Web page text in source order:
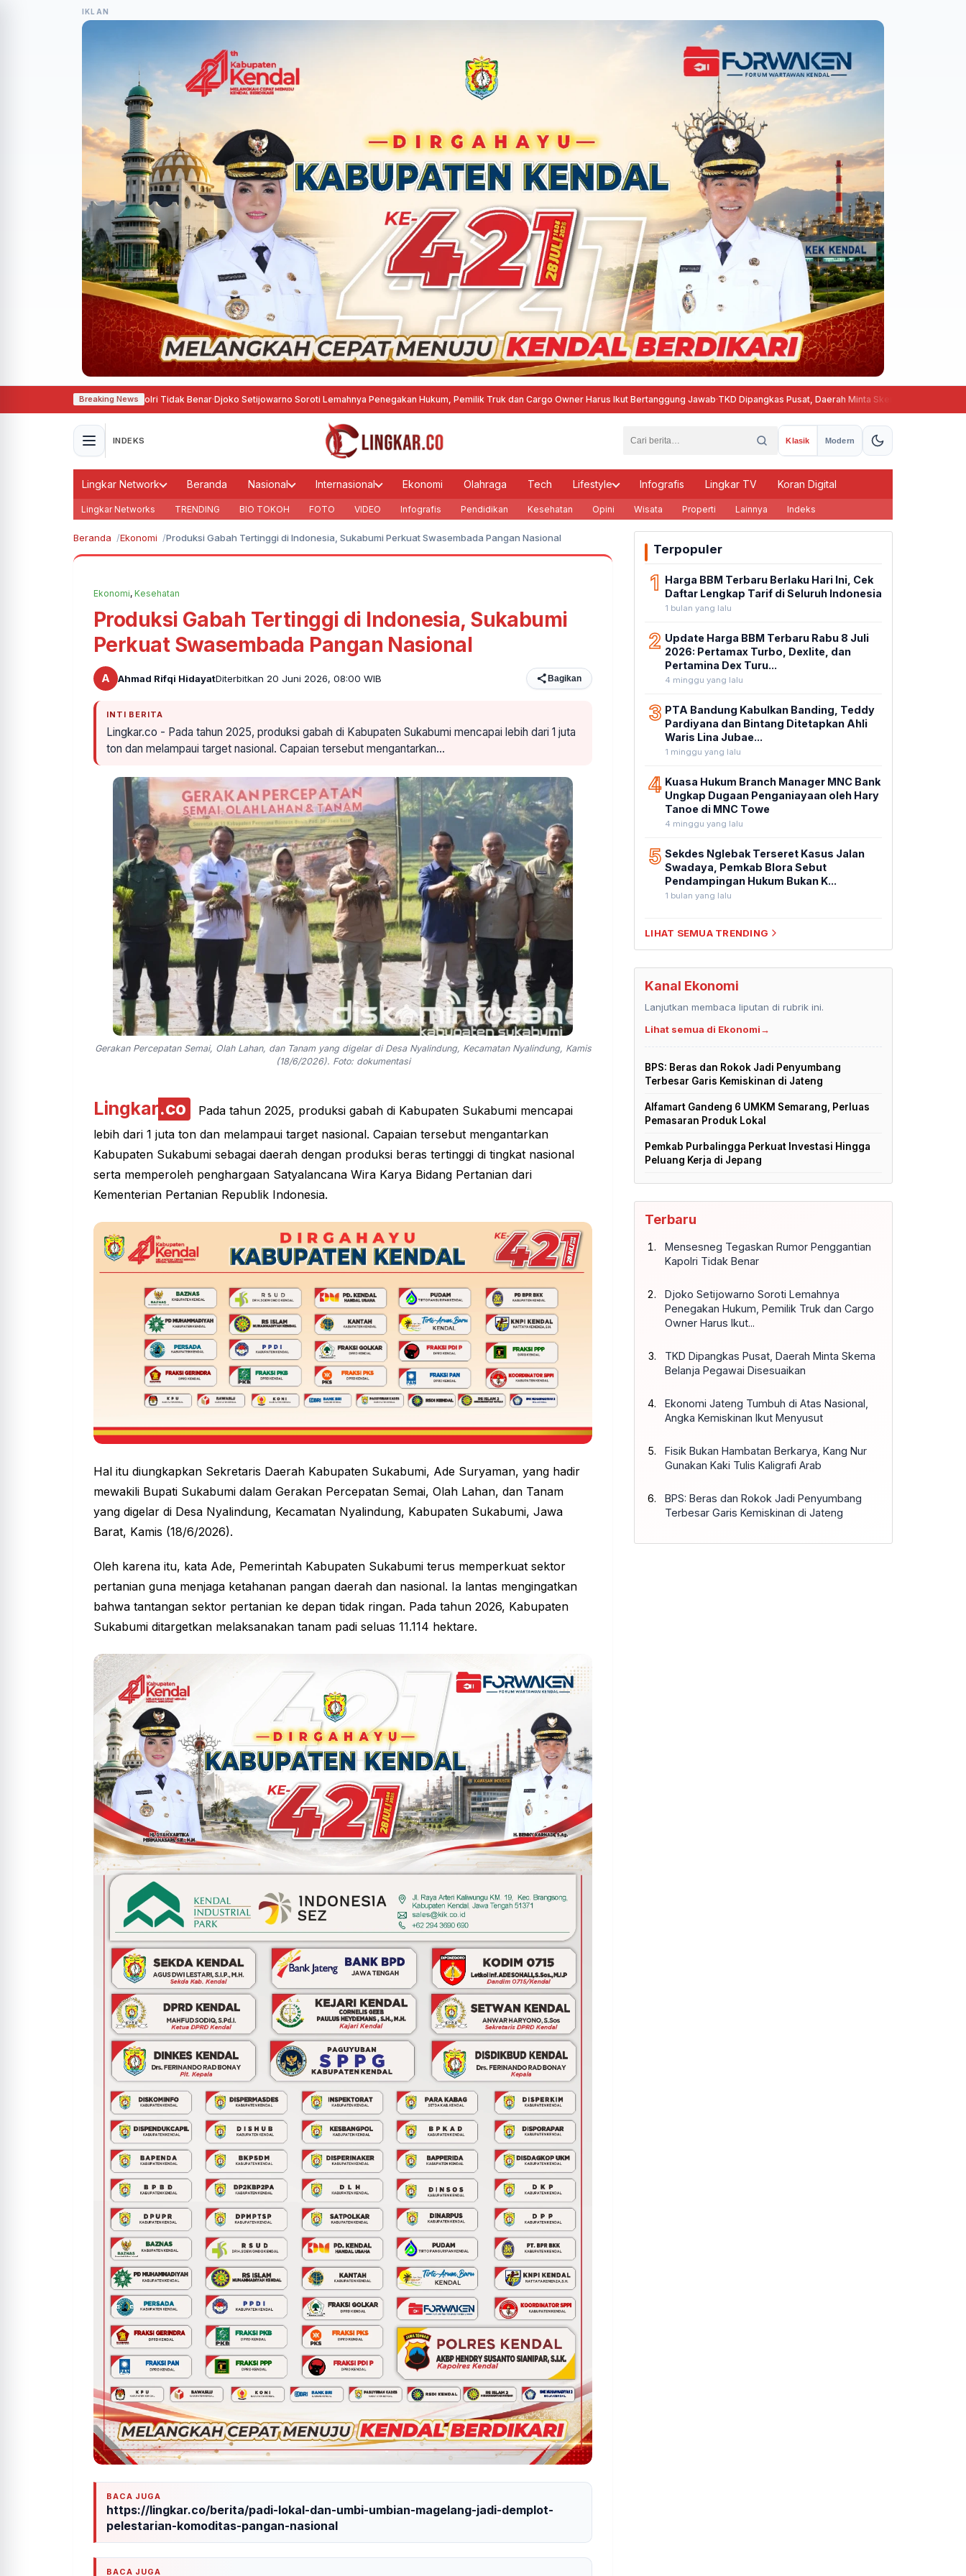
IKLAN
Breaking News
Penggantian Kapolri Tidak Benar·Djoko Setijowarno Soroti Lemahnya Penegakan Hukum, Pemilik Truk dan Cargo Owner Harus Ikut Bertanggung Jawab·TKD Dipangkas Pusat, Daerah Minta Skema Belanja Pegawai
INDEKS Klasik Modern
Lingkar Network Beranda Nasional Internasional Ekonomi Olahraga Tech Lifestyle Infografis Lingkar TV Koran Digital
Lingkar Networks TRENDING BIO TOKOH FOTO VIDEO Infografis Pendidikan Kesehatan Opini Wisata Properti Lainnya Indeks
Beranda Ekonomi Produksi Gabah Tertinggi di Indonesia, Sukabumi Perkuat Swasembada Pangan Nasional
Ekonomi, Kesehatan
Produksi Gabah Tertinggi di Indonesia, Sukabumi
Perkuat Swasembada Pangan Nasional
A Ahmad Rifqi HidayatDiterbitkan 20 Juni 2026, 08:00 WIB Bagikan
INTI BERITA
Lingkar.co - Pada tahun 2025, produksi gabah di Kabupaten Sukabumi mencapai lebih dari 1 juta
ton dan melampaui target nasional. Capaian tersebut mengantarkan…
Gerakan Percepatan Semai, Olah Lahan, dan Tanam yang digelar di Desa Nyalindung, Kecamatan Nyalindung, Kamis
(18/6/2026). Foto: dokumentasi
Lingkar.co
Pada tahun 2025, produksi gabah di Kabupaten Sukabumi mencapai
lebih dari 1 juta ton dan melampaui target nasional. Capaian tersebut mengantarkan
Kabupaten Sukabumi sebagai daerah dengan produksi beras tertinggi di tingkat nasional
serta memperoleh penghargaan Satyalancana Wira Karya Bidang Pertanian dari
Kementerian Pertanian Republik Indonesia.
Hal itu diungkapkan Sekretaris Daerah Kabupaten Sukabumi, Ade Suryaman, yang hadir
mewakili Bupati Sukabumi dalam Gerakan Percepatan Semai, Olah Lahan, dan Tanam
yang digelar di Desa Nyalindung, Kecamatan Nyalindung, Kabupaten Sukabumi, Jawa
Barat, Kamis (18/6/2026).
Oleh karena itu, kata Ade, Pemerintah Kabupaten Sukabumi terus memperkuat sektor
pertanian guna menjaga ketahanan pangan daerah dan nasional. Ia lantas mengingatkan
bahwa tantangan sektor pertanian ke depan tidak ringan. Pada tahun 2026, Kabupaten
Sukabumi ditargetkan melaksanakan tanam padi seluas 11.114 hektare.
BACA JUGA
https://lingkar.co/berita/padi-lokal-dan-umbi-umbian-magelang-jadi-demplot-
pelestarian-komoditas-pangan-nasional
BACA JUGA
Terpopuler
1 Harga BBM Terbaru Berlaku Hari Ini, Cek
Daftar Lengkap Tarif di Seluruh Indonesia
1 bulan yang lalu
2 Update Harga BBM Terbaru Rabu 8 Juli
2026: Pertamax Turbo, Dexlite, dan
Pertamina Dex Turu...
4 minggu yang lalu
3 PTA Bandung Kabulkan Banding, Teddy
Pardiyana dan Bintang Ditetapkan Ahli
Waris Lina Jubae...
1 minggu yang lalu
4 Kuasa Hukum Branch Manager MNC Bank
Ungkap Dugaan Penganiayaan oleh Hary
Tanoe di MNC Towe
4 minggu yang lalu
5 Sekdes Nglebak Terseret Kasus Jalan
Swadaya, Pemkab Blora Sebut
Pendampingan Hukum Bukan K...
1 bulan yang lalu
LIHAT SEMUA TRENDING
Kanal Ekonomi
Lanjutkan membaca liputan di rubrik ini.
Lihat semua di Ekonomi→
BPS: Beras dan Rokok Jadi Penyumbang
Terbesar Garis Kemiskinan di Jateng
Alfamart Gandeng 6 UMKM Semarang, Perluas
Pemasaran Produk Lokal
Pemkab Purbalingga Perkuat Investasi Hingga
Peluang Kerja di Jepang
Terbaru
Mensesneg Tegaskan Rumor Penggantian
Kapolri Tidak Benar
Djoko Setijowarno Soroti Lemahnya
Penegakan Hukum, Pemilik Truk dan Cargo
Owner Harus Ikut...
TKD Dipangkas Pusat, Daerah Minta Skema
Belanja Pegawai Disesuaikan
Ekonomi Jateng Tumbuh di Atas Nasional,
Angka Kemiskinan Ikut Menyusut
Fisik Bukan Hambatan Berkarya, Kang Nur
Gunakan Kaki Tulis Kaligrafi Arab
BPS: Beras dan Rokok Jadi Penyumbang
Terbesar Garis Kemiskinan di Jateng